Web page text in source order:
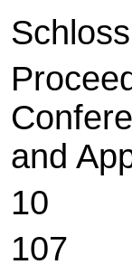
and
10
107